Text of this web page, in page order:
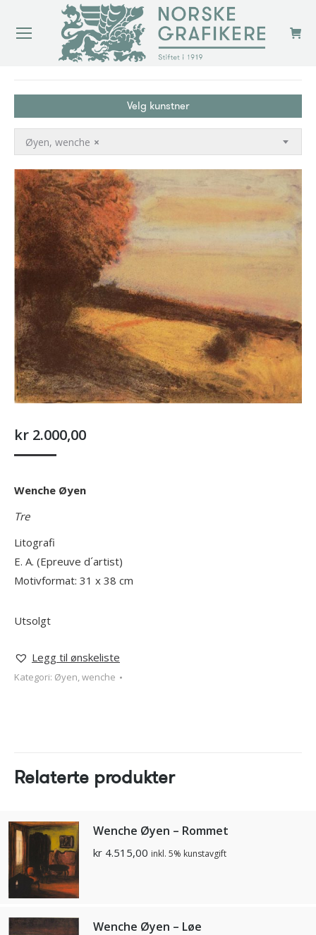
Velg kunstner
×
Øyen, wenche
kr 2.000,00
Wenche Øyen
Tre
Litografi
E. A. (Epreuve d´artist)
Motivformat: 31 x 38 cm
Utsolgt
Legg til ønskeliste
Kategori: Øyen, wenche
Relaterte produkter
Wenche Øyen – Rommet
kr 4.515,00 inkl. 5% kunstavgift
Wenche Øyen – Løe